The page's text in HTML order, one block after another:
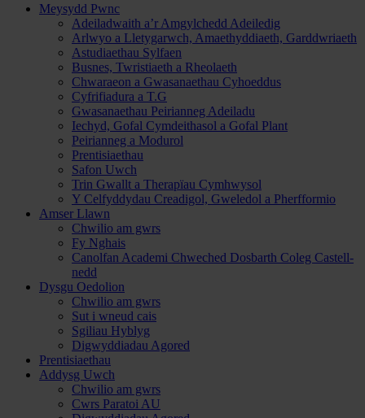
Meysydd Pwnc
Adeiladwaith a’r Amgylchedd Adeiledig
Arlwyo a Lletygarwch, Amaethyddiaeth, Garddwriaeth
Astudiaethau Sylfaen
Busnes, Twristiaeth a Rheolaeth
Chwaraeon a Gwasanaethau Cyhoeddus
Cyfrifiadura a T.G
Gwasanaethau Peirianneg Adeiladu
Iechyd, Gofal Cymdeithasol a Gofal Plant
Peirianneg a Modurol
Prentisiaethau
Safon Uwch
Trin Gwallt a Therapïau Cymhwysol
Y Celfyddydau Creadigol, Gweledol a Pherfformio
Amser Llawn
Chwilio am gwrs
Fy Nghais
Canolfan Academi Chweched Dosbarth Coleg Castell-
nedd
Dysgu Oedolion
Chwilio am gwrs
Sut i wneud cais
Sgiliau Hyblyg
Digwyddiadau Agored
Prentisiaethau
Addysg Uwch
Chwilio am gwrs
Cwrs Paratoi AU